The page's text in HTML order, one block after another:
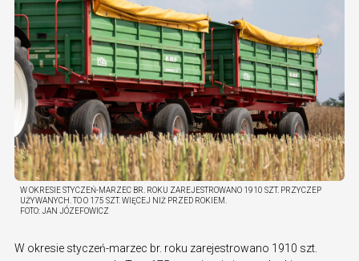
W OKRESIE STYCZEŃ-MARZEC BR. ROKU ZAREJESTROWANO 1910 SZT. PRZYCZEP
UŻYWANYCH. TO O 175 SZT. WIĘCEJ NIŻ PRZED ROKIEM.
FOTO:JAN JÓZEFOWICZ
W okresie styczeń-marzec br. roku zarejestrowano 1910 szt.